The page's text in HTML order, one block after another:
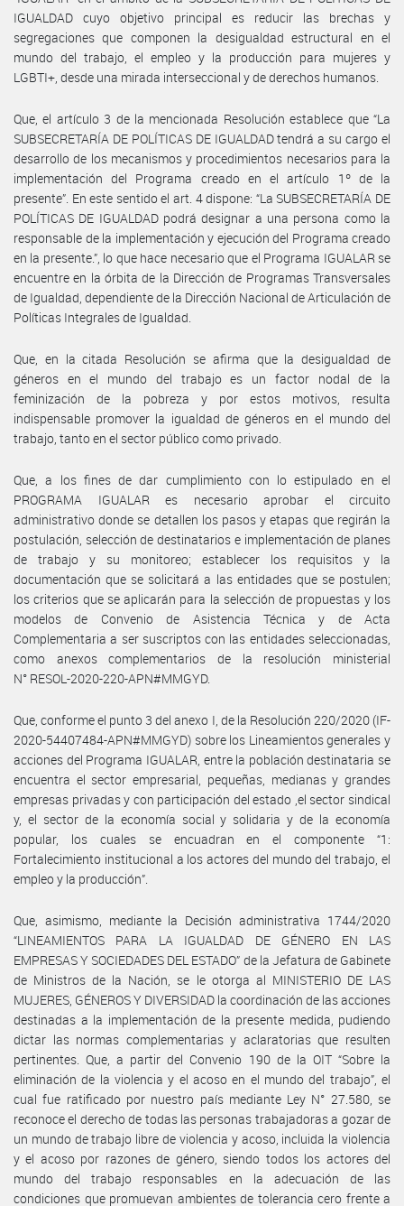
IGUALDAD cuyo objetivo principal es reducir las brechas y
segregaciones que componen la desigualdad estructural en el
mundo del trabajo, el empleo y la producción para mujeres y
LGBTI+, desde una mirada interseccional y de derechos humanos.
Que, el artículo 3 de la mencionada Resolución establece que “La
SUBSECRETARÍA DE POLÍTICAS DE IGUALDAD tendrá a su cargo el
desarrollo de los mecanismos y procedimientos necesarios para la
implementación del Programa creado en el artículo 1º de la
presente”. En este sentido el art. 4 dispone: “La SUBSECRETARÍA DE
POLÍTICAS DE IGUALDAD podrá designar a una persona como la
responsable de la implementación y ejecución del Programa creado
en la presente.”, lo que hace necesario que el Programa IGUALAR se
encuentre en la órbita de la Dirección de Programas Transversales
de Igualdad, dependiente de la Dirección Nacional de Articulación de
Políticas Integrales de Igualdad.
Que, en la citada Resolución se afirma que la desigualdad de
géneros en el mundo del trabajo es un factor nodal de la
feminización de la pobreza y por estos motivos, resulta
indispensable promover la igualdad de géneros en el mundo del
trabajo, tanto en el sector público como privado.
Que, a los fines de dar cumplimiento con lo estipulado en el
PROGRAMA IGUALAR es necesario aprobar el circuito
administrativo donde se detallen los pasos y etapas que regirán la
postulación, selección de destinatarios e implementación de planes
de trabajo y su monitoreo; establecer los requisitos y la
documentación que se solicitará a las entidades que se postulen;
los criterios que se aplicarán para la selección de propuestas y los
modelos de Convenio de Asistencia Técnica y de Acta
Complementaria a ser suscriptos con las entidades seleccionadas,
como anexos complementarios de la resolución ministerial
N° RESOL-2020-220-APN#MMGYD.
Que, conforme el punto 3 del anexo I, de la Resolución 220/2020 (IF-
2020-54407484-APN#MMGYD) sobre los Lineamientos generales y
acciones del Programa IGUALAR, entre la población destinataria se
encuentra el sector empresarial, pequeñas, medianas y grandes
empresas privadas y con participación del estado ,el sector sindical
y, el sector de la economía social y solidaria y de la economía
popular, los cuales se encuadran en el componente “1:
Fortalecimiento institucional a los actores del mundo del trabajo, el
empleo y la producción”.
Que, asimismo, mediante la Decisión administrativa 1744/2020
“LINEAMIENTOS PARA LA IGUALDAD DE GÉNERO EN LAS
EMPRESAS Y SOCIEDADES DEL ESTADO” de la Jefatura de Gabinete
de Ministros de la Nación, se le otorga al MINISTERIO DE LAS
MUJERES, GÉNEROS Y DIVERSIDAD la coordinación de las acciones
destinadas a la implementación de la presente medida, pudiendo
dictar las normas complementarias y aclaratorias que resulten
pertinentes. Que, a partir del Convenio 190 de la OIT “Sobre la
eliminación de la violencia y el acoso en el mundo del trabajo”, el
cual fue ratificado por nuestro país mediante Ley N° 27.580, se
reconoce el derecho de todas las personas trabajadoras a gozar de
un mundo de trabajo libre de violencia y acoso, incluida la violencia
y el acoso por razones de género, siendo todos los actores del
mundo del trabajo responsables en la adecuación de las
condiciones que promuevan ambientes de tolerancia cero frente a